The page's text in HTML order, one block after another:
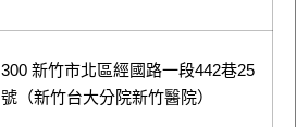
300 新竹市北區經國路一段442巷25
號（新竹台大分院新竹醫院）